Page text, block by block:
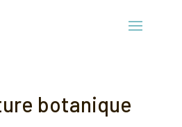
botanique